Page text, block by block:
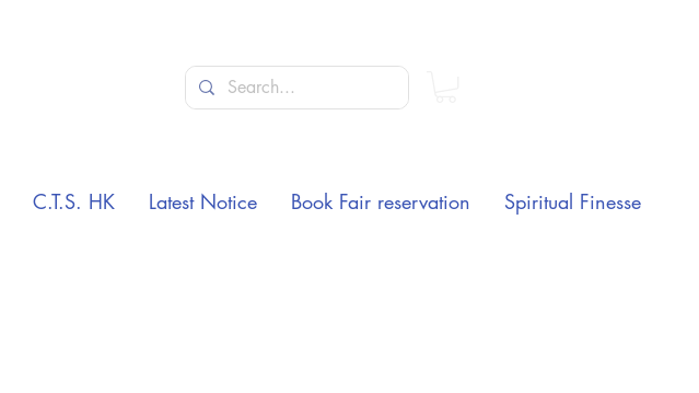
C.T.S. HK Latest Notice Book Fair reservation Spiritual Finesse